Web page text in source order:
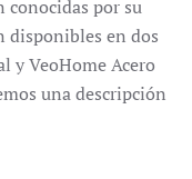
conocidas por su
disponibles en dos
y VeoHome Acero
una descripción